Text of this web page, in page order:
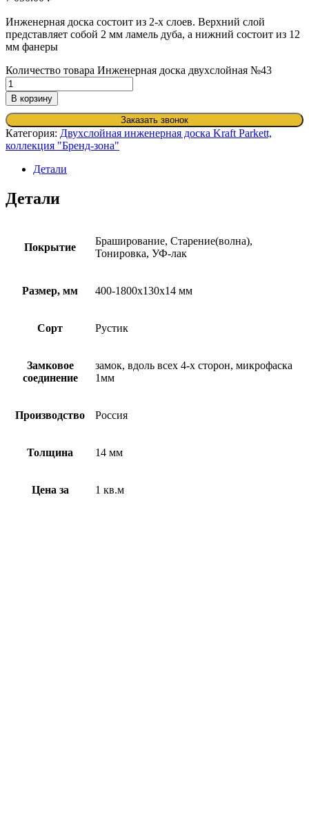
Инженерная доска состоит из 2-х слоев. Верхний слой
представляет собой 2 мм ламель дуба, а нижний состоит из 12
мм фанеры
Количество товара Инженерная доска двухслойная №43
В корзину
Заказать звонок
Категория: Двухслойная инженерная доска Kraft Parkett,
коллекция "Бренд-зона"
Детали
Детали
Покрытие
Браширование, Старение(волна),
Тонировка, УФ-лак
Размер, мм 400-1800х130х14 мм
Сорт Рустик
Замковое
соединение
замок, вдоль всех 4-х сторон, микрофаска
1мм
Производство Россия
Толщина 14 мм
Цена за 1 кв.м